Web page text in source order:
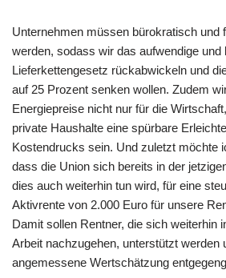
Unternehmen müssen bürokratisch und
werden, sodass wir das aufwendige und
Lieferkettengesetz rückabwickeln und
auf 25 Prozent senken wollen. Zudem
Energiepreise nicht nur für die
private Haushalte eine spürbare
Kostendrucks sein. Und zuletzt möchte
dass die Union sich bereits in der
dies auch weiterhin tun wird, für eine
Aktivrente von 2.000 Euro für unsere
Damit sollen Rentner, die sich weiterhin
Arbeit nachzugehen, unterstützt werden
angemessene Wertschätzung